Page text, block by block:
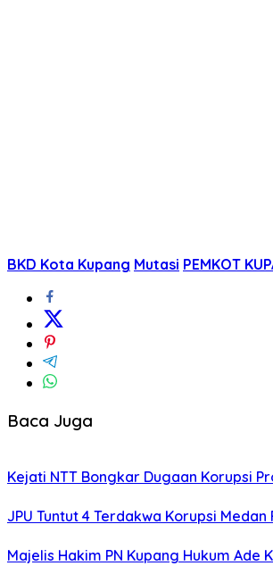
BKD Kota Kupang Mutasi PEMKOT
Baca Juga
Kejati NTT Bongkar Dugaan Korupsi
JPU Tuntut 4 Terdakwa Korupsi
Majelis Hakim PN Kupang Hukum Ade